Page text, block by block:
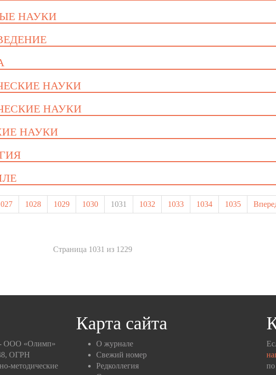
НАУКИ
НАУКИ
НАУКИ
НАУКИ
1028 1029 1030 1031 1032 1033 1034 1035
Страница 1031 из 1229
- ООО «Олимп»
ОГРН
методические
Карта сайта
О журнале
Свежий номер
Редколлегия
по